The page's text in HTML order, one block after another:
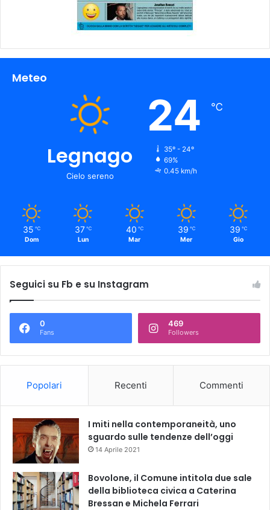
Meteo
Legnago
Cielo sereno
24 ℃
35º - 24º
69%
0.45 km/h
35 ℃
Dom
37 ℃
Lun
40 ℃
Mar
39 ℃
Mer
39 ℃
Gio
Seguici su Fb e su Instagram
0
Fans
469
Followers
Popolari Recenti Commenti
I miti nella contemporaneità, uno
sguardo sulle tendenze dell’oggi
14 Aprile 2021
Bovolone, il Comune intitola due sale
della biblioteca civica a Caterina
Bressan e Michela Ferrari